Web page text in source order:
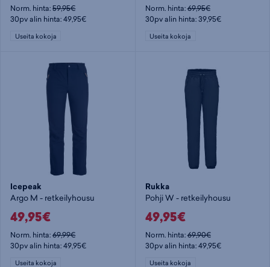
Norm. hinta:59,95€
30pv alin hinta: 49,95€
Useita kokoja
Norm. hinta:69,95€
30pv alin hinta: 39,95€
Useita kokoja
Icepeak
Argo M - retkeilyhousu
49,95€
Norm. hinta:69,99€
30pv alin hinta: 49,95€
Useita kokoja
Rukka
Pohji W - retkeilyhousu
49,95€
Norm. hinta:69,90€
30pv alin hinta: 49,95€
Useita kokoja